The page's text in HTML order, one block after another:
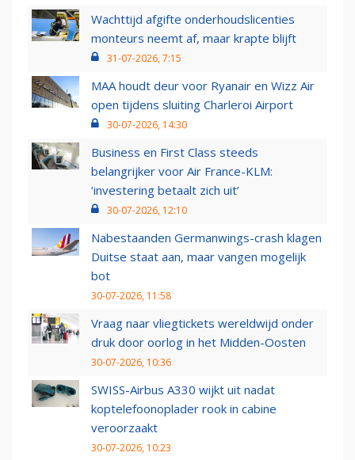
Wachttijd afgifte onderhoudslicenties
monteurs neemt af, maar krapte blijft
31-07-2026, 7:15
MAA houdt deur voor Ryanair en Wizz Air
open tijdens sluiting Charleroi Airport
30-07-2026, 14:30
Business en First Class steeds
belangrijker voor Air France-KLM:
‘investering betaalt zich uit’
30-07-2026, 12:10
Nabestaanden Germanwings-crash klagen
Duitse staat aan, maar vangen mogelijk
bot
30-07-2026, 11:58
Vraag naar vliegtickets wereldwijd onder
druk door oorlog in het Midden-Oosten
30-07-2026, 10:36
SWISS-Airbus A330 wijkt uit nadat
koptelefoonoplader rook in cabine
veroorzaakt
30-07-2026, 10:23